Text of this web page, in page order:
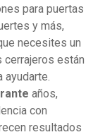
para puertas
y más,
necesites un
cerrajeros están
ayudarte.
años,
con
resultados